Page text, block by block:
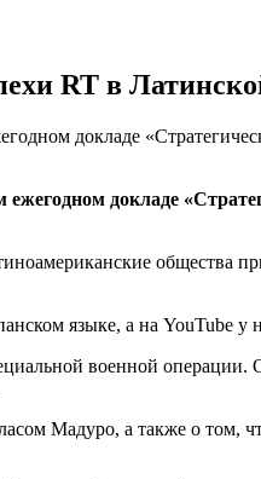
RT в
докладе
докладе
языке, а на YouTube
военной
Мадуро, а также о том,